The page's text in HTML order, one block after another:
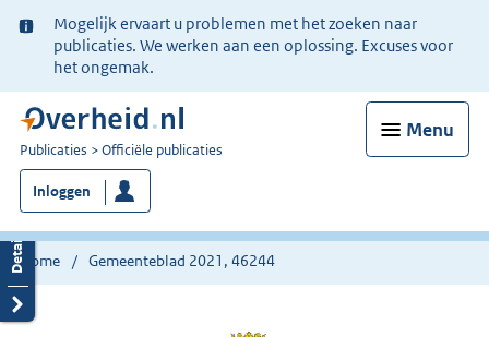
Ter
informatie:
Mogelijk ervaart u problemen met het zoeken naar
publicaties. We werken aan een oplossing. Excuses voor
het ongemak.
Menu
U
bent
nu
hier:
Publicaties Officiële publicaties
Inloggen
Home Gemeenteblad 2021, 46244